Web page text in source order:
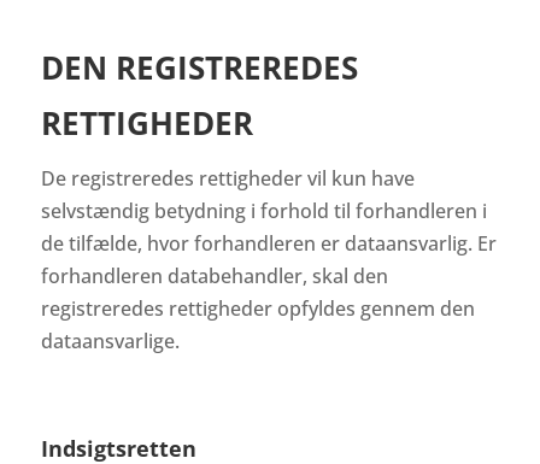
DEN REGISTREREDES
RETTIGHEDER
De registreredes rettigheder vil kun have
selvstændig betydning i forhold til forhandleren i
de tilfælde, hvor forhandleren er dataansvarlig. Er
forhandleren databehandler, skal den
registreredes rettigheder opfyldes gennem den
dataansvarlige.
Indsigtsretten